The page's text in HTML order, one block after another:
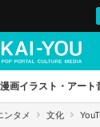
画イラスト・アート
ンタメ 文化